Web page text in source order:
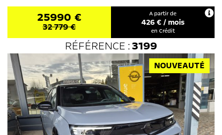
25990 €
32 779 €
A partir de
426€ / mois
en Crédit
RÉFÉRENCE :3199
NOUVEAUTÉ